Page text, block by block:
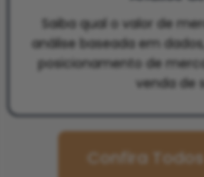
Saiba qual o valor de
análise baseada em
posicionamento de
venda de
Confira